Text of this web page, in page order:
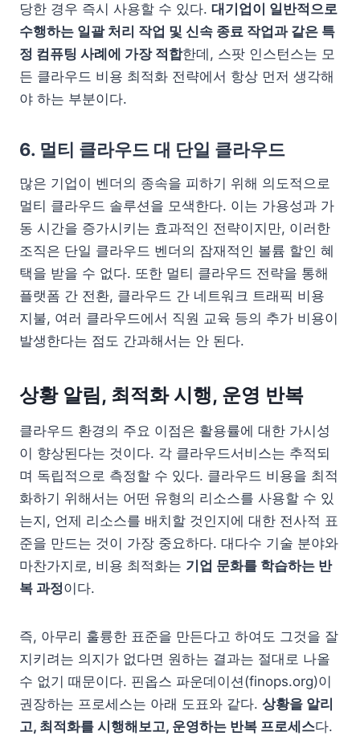
당한 경우 즉시 사용할 수 있다. 대기업이 일반적으로
수행하는 일괄 처리 작업 및 신속 종료 작업과 같은 특
정 컴퓨팅 사례에 가장 적합한데, 스팟 인스턴스는 모
든 클라우드 비용 최적화 전략에서 항상 먼저 생각해
야 하는 부분이다.
6. 멀티 클라우드 대 단일 클라우드
많은 기업이 벤더의 종속을 피하기 위해 의도적으로
멀티 클라우드 솔루션을 모색한다. 이는 가용성과 가
동 시간을 증가시키는 효과적인 전략이지만, 이러한
조직은 단일 클라우드 벤더의 잠재적인 볼륨 할인 혜
택을 받을 수 없다. 또한 멀티 클라우드 전략을 통해
플랫폼 간 전환, 클라우드 간 네트워크 트래픽 비용
지불, 여러 클라우드에서 직원 교육 등의 추가 비용이
발생한다는 점도 간과해서는 안 된다.
상황 알림, 최적화 시행, 운영 반복
클라우드 환경의 주요 이점은 활용률에 대한 가시성
이 향상된다는 것이다. 각 클라우드서비스는 추적되
며 독립적으로 측정할 수 있다. 클라우드 비용을 최적
화하기 위해서는 어떤 유형의 리소스를 사용할 수 있
는지, 언제 리소스를 배치할 것인지에 대한 전사적 표
준을 만드는 것이 가장 중요하다. 대다수 기술 분야와
마찬가지로, 비용 최적화는 기업 문화를 학습하는 반
복 과정이다.
즉, 아무리 훌륭한 표준을 만든다고 하여도 그것을 잘
지키려는 의지가 없다면 원하는 결과는 절대로 나올
수 없기 때문이다. 핀옵스 파운데이션(finops.org)이
권장하는 프로세스는 아래 도표와 같다. 상황을 알리
고, 최적화를 시행해보고, 운영하는 반복 프로세스다.